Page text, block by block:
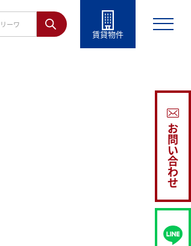
賃貸物件
お
問
い
合
わ
せ